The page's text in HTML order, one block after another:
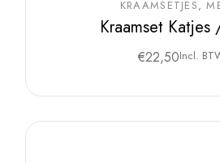
KRAAMSETJES
Kraamset Katjes
€22,50Incl.